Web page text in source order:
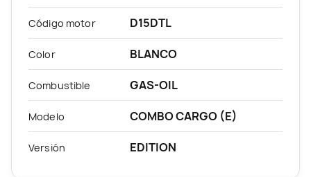
Código motor D15DTL
Color BLANCO
Combustible GAS-OIL
Modelo COMBO CARGO (E)
Versión EDITION